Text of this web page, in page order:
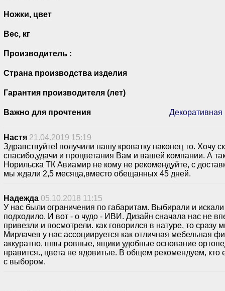
Ножки, цвет
Вес, кг
Производитель :
Страна производства изделия
Гарантия производителя (лет)
Важно для прочтения Декоративная
Настя 21.04.2019 15:19
Здравствуйте! получили нашу кроватку наконец то. Хочу
спасибо,удачи и процветания Вам и вашей компании. А
Норильска ТК Авиамир не кому не рекомендуйте, с
мы ждали 2,5 месяца,вместо обещанных 45 дней.
Надежда 05.10.2018 11:15
У нас были ограничения по габаритам. Выбирали и искали
подходило. И вот - о чудо - ИВИ. Дизайн сначала нас не
привезли и посмотрели. как говорился в натуре, то сразу
Мирлачев у нас ассоциируется как отличная мебельная
аккуратно, швы ровные, ящики удобные основание
нравится., цвета не ядовитые. В общем рекомендуем, кто
с выбором.